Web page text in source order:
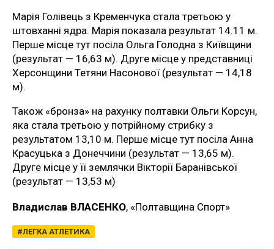
Марія Голівець з Кременчука стала третьою у
штовханні ядра. Марія показала результат 14.11 м.
Перше місце тут посіла Ольга Голодна з Київщини
(результат — 16,63 м). Друге місце у представниці
Херсонщини Тетяни Насонової (результат — 14,18
м).
Також «бронза» на рахунку полтавки Ольги Корсун,
яка стала третьою у потрійному стрибку з
результатом 13,10 м. Перше місце тут посіла Анна
Красуцька з Донеччини (результат — 13,65 м).
Друге місце у її землячки Вікторії Баранівської
(результат — 13,53 м)
Владислав ВЛАСЕНКО, «Полтавщина Спорт»
ЛЕГКА АТЛЕТИКА